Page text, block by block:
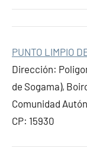
PUNTO LIMPIO
Dirección:
de Sogama),
Comunidad
CP: 15930